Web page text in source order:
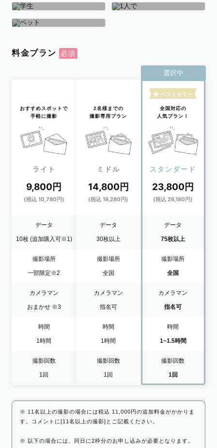
カップル フレンズ
学生
料金プラン
おすすめスポットで
手軽に撮影
ライト
9,800円
(税込 10,780円)
データ
10枚 (追加購入可※1)
撮影場所
一部限定※2
カメラマン
おまかせ ※3
時間
1時間
撮影回数
1回
2名様までの
撮影専用プラン
ミドル
14,800円
(税込 16,280円)
データ
30枚以上
撮影場所
全国
カメラマン
指名可
時間
1時間
撮影回数
1回
選択中
ベストセラー
全国対応の
人気プラン！
スタンダード
23,800円
(税込 26,180円)
データ
75枚以上
撮影場所
全国
カメラマン
指名可
時間
1~1.5時間
撮影回数
1回
※ 11名以上の撮影の場合には税込 11,000円の追加料金がかかりま
す。コメントに[11名以上の撮影]とご記載ください。
※ 以下の場合には、同日に2枠分のお申し込みが必要となります。